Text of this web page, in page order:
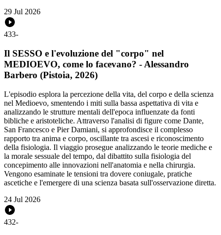
29 Jul 2026
433-
Il SESSO e l'evoluzione del "corpo" nel
MEDIOEVO, come lo facevano? - Alessandro
Barbero (Pistoia, 2026)
L'episodio esplora la percezione della vita, del corpo e della scienza
nel Medioevo, smentendo i miti sulla bassa aspettativa di vita e
analizzando le strutture mentali dell'epoca influenzate da fonti
bibliche e aristoteliche. Attraverso l'analisi di figure come Dante,
San Francesco e Pier Damiani, si approfondisce il complesso
rapporto tra anima e corpo, oscillante tra ascesi e riconoscimento
della fisiologia. Il viaggio prosegue analizzando le teorie mediche e
la morale sessuale del tempo, dal dibattito sulla fisiologia del
concepimento alle innovazioni nell'anatomia e nella chirurgia.
Vengono esaminate le tensioni tra dovere coniugale, pratiche
ascetiche e l'emergere di una scienza basata sull'osservazione diretta.
24 Jul 2026
432-